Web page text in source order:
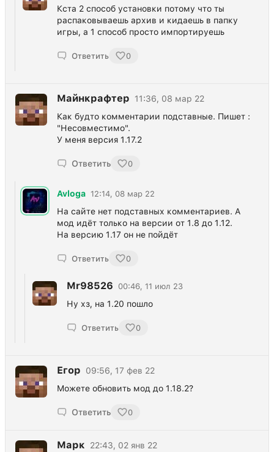
Кста 2 способ установки потому что ты
распаковываешь архив и кидаешь в папку
игры, а 1 способ просто импортируешь
Ответить 0
Майнкрафтер
11:36, 08 мар 22
Как будто комментарии подставные. Пишет :
"Несовместимо".
У меня версия 1.17.2
Ответить 0
Avloga 12:14, 08 мар 22
На сайте нет подставных комментариев. А
мод идёт только на версии от 1.8 до 1.12.
На версию 1.17 он не пойдёт
Ответить 0
Mr98526 00:46, 11 июл 23
Ну хз, на 1.20 пошло
Ответить 0
Егор
09:56, 17 фев 22
Можете обновить мод до 1.18.2?
Ответить 0
Марк
22:43, 02 янв 22